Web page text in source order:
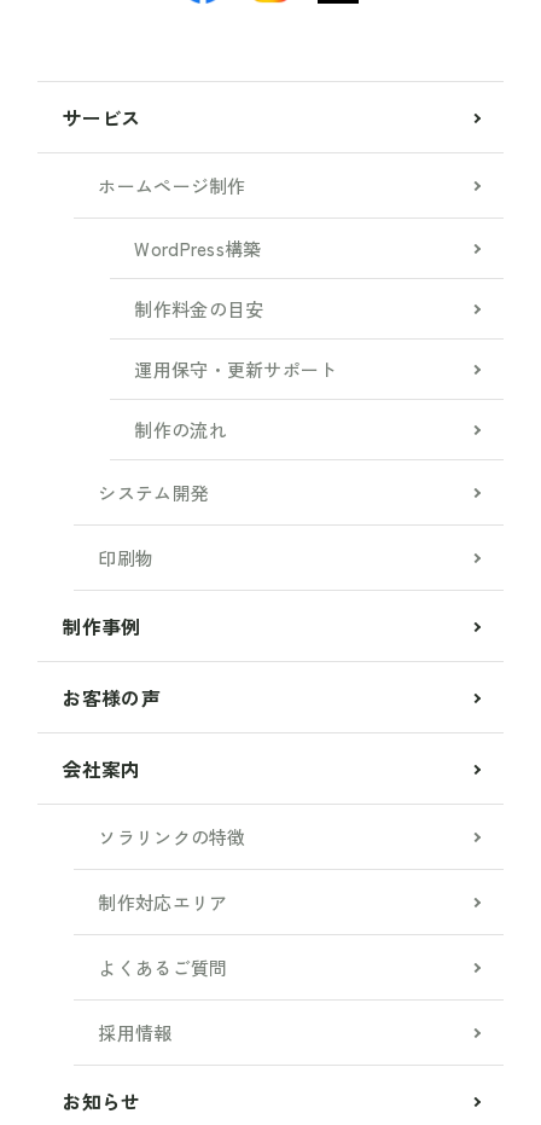
サービス
ホームページ制作
WordPress構築
制作料金の目安
運用保守・更新サポート
制作の流れ
システム開発
印刷物
制作事例
お客様の声
会社案内
ソラリンクの特徴
制作対応エリア
よくあるご質問
採用情報
お知らせ